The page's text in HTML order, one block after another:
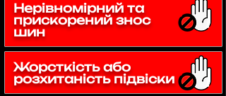
Нерівномірний та
прискорений знос
шин
Жорсткість або
розхитаність підвіски